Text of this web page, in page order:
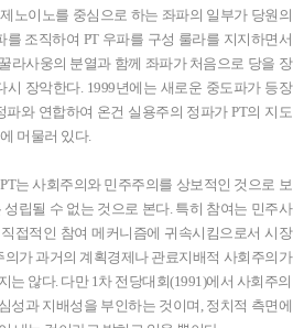
노이노를 중심으로 하는 좌파의 일부가 당원의
를 조직하여 PT 우파를 구성 룰라를 지지하면서
라사웅의 분열과 함께 좌파가 처음으로 당을 장
장악한다. 1999년에는 새로운 중도파가 등장
와 연합하여 온건 실용주의 정파가 PT의 지도
머물러 있다.
는 사회주의와 민주주의를 상보적인 것으로 보
립될 수 없는 것으로 본다. 특히 참여는 민주사
접적인 참여 메커니즘에 귀속시킴으로서 시장
가 과거의 계획경제나 관료지배적 사회주의가
않다. 다만 1차 전당대회(1991)에서 사회주의
성과 지배성을 부인하는 것이며, 정치적 측면에